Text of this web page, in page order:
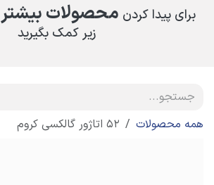
برای پیدا کردن محصولات بیشتر
زیر کمک بگیرید
همه محصولات 52 اتاژور گالکسی کروم